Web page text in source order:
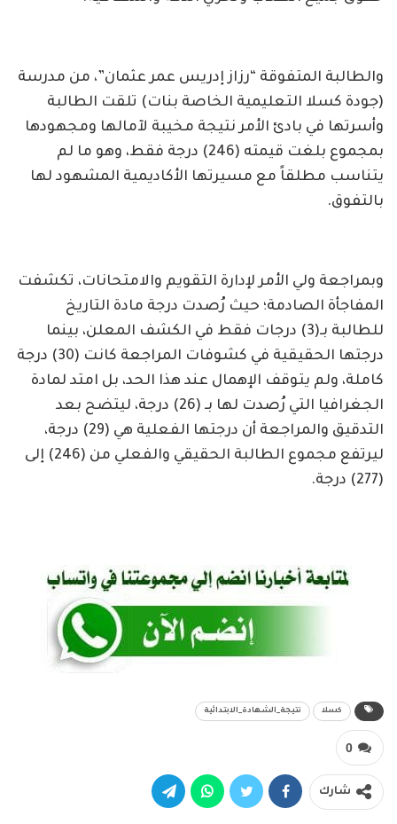
والطالبة المتفوقة “رزاز إدريس عمر عثمان”، من مدرسة
(جودة كسلا التعليمية الخاصة بنات) تلقت الطالبة
وأسرتها في بادئ الأمر نتيجة مخيبة لآمالها ومجهودها
بمجموع بلغت قيمته (246) درجة فقط، وهو ما لم
يتناسب مطلقاً مع مسيرتها الأكاديمية المشهود لها
بالتفوق.
وبمراجعة ولي الأمر لإدارة التقويم والامتحانات، تكشفت
المفاجأة الصادمة؛ حيث رُصدت درجة مادة التاريخ
للطالبة بـ(3) درجات فقط في الكشف المعلن، بينما
درجتها الحقيقية في كشوفات المراجعة كانت (30) درجة
كاملة، ولم يتوقف الإهمال عند هذا الحد، بل امتد لمادة
الجغرافيا التي رُصدت لها بـ (26) درجة، ليتضح بعد
التدقيق والمراجعة أن درجتها الفعلية هي (29) درجة،
ليرتفع مجموع الطالبة الحقيقي والفعلي من (246) إلى
(277) درجة.
كسلا نتيجة_الشهادة_الابتدائية
0
شارك